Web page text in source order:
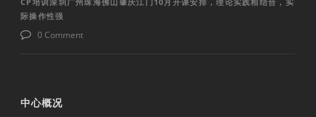
际操作性强
0 Comment
中心概况